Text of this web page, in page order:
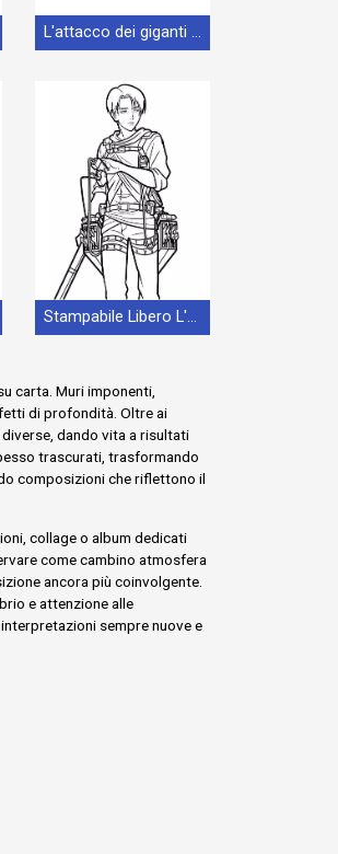
L'attacco dei giganti Stampabile Senza Spese
Stampabile Libero L'attacco dei giganti
carta. Muri imponenti,
di profondità. Oltre ai
dando vita a risultati
trascurati, trasformando
composizioni che riflettono il
collage o album dedicati
come cambino atmosfera
ancora più coinvolgente.
e attenzione alle
sempre nuove e